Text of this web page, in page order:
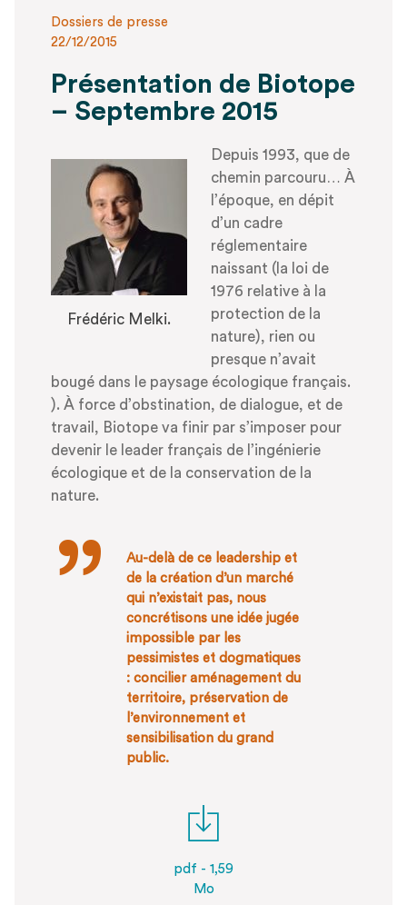
Dossiers de presse
22/12/2015
Présentation de Biotope
– Septembre 2015
Frédéric Melki.
Depuis 1993, que de
chemin parcouru… À
l’époque, en dépit
d’un cadre
réglementaire
naissant (la loi de
1976 relative à la
protection de la
nature), rien ou
presque n’avait
bougé dans le paysage écologique français.
). À force d’obstination, de dialogue, et de
travail, Biotope va finir par s’imposer pour
devenir le leader français de l’ingénierie
écologique et de la conservation de la
nature.
Au-delà de ce leadership et
de la création d’un marché
qui n’existait pas, nous
concrétisons une idée jugée
impossible par les
pessimistes et dogmatiques
: concilier aménagement du
territoire, préservation de
l’environnement et
sensibilisation du grand
public.
pdf - 1,59
Mo